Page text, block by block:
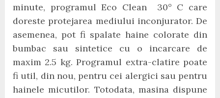
minute, programul Eco Clean 30° C care
doreste protejarea mediului inconjurator. De
asemenea, pot fi spalate haine colorate din
bumbac sau sintetice cu o incarcare de
maxim 2.5 kg. Programul extra-clatire poate
fi util, din nou, pentru cei alergici sau pentru
hainele micutilor. Totodata, masina dispune